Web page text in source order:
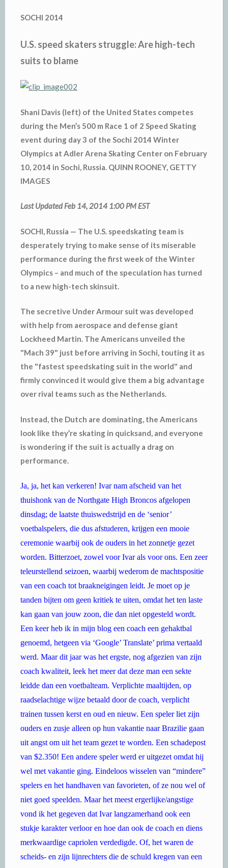
SOCHI 2014
U.S. speed skaters struggle: Are high-tech
suits to blame
Shani Davis (left) of the United States competes
during the Men’s 500 m Race 1 of 2 Speed Skating
event during day 3 of the Sochi 2014 Winter
Olympics at Adler Arena Skating Center on February
10, 2014 in Sochi, Russia. QUINN ROONEY, GETTY
IMAGES
Last Updated Feb 14, 2014 1:00 PM EST
SOCHI, Russia — The U.S. speedskating team is
desperately trying to make sense of its miserable
performance during the first week of the Winter
Olympics – and much of the speculation has turned
to a new high-tech skinsuit.
The secretive Under Armour suit was developed
with help from aerospace and defense giant
Lockheed Martin. The Americans unveiled the
"Mach 39" just before arriving in Sochi, touting it as
the "fastest speedskating suit in the world" and
firmly convinced it would give them a big advantage
over rival teams such as the Netherlands.
Instead, the Dutch are dominating, the Americans
look like they’re skating in quicksand, and everyone
is wondering if the suit is actually a drag on
performance.
Ja, ja, het kan verkeren! Ivar nam afscheid van het
thuishonk van de Northgate High Broncos afgelopen
dinsdag; de laatste thuiswedstrijd en de ‘senior’
voetbalspelers, die dus afstuderen, krijgen een mooie
ceremonie waarbij ook de ouders in het zonnetje gezet
worden. Bitterzoet, zowel voor Ivar als voor ons. Een zeer
teleurstellend seizoen, waarbij wederom de machtspositie
van een coach tot braakneigingen leidt. Je moet op je
tanden bijten om geen kritiek te uiten, omdat het ten laste
kan gaan van jouw zoon, die dan niet opgesteld wordt.
Een keer heb ik in mijn blog een coach een gehaktbal
genoemd, hetgeen via ‘Google’ Translate’ prima vertaald
werd. Maar dit jaar was het ergste, nog afgezien van zijn
coach kwaliteit, leek het meer dat deze man een sekte
leidde dan een voetbalteam. Verplichte maaltijden, op
raadselachtige wijze betaald door de coach, verplicht
trainen tussen kerst en oud en nieuw. Een speler liet zijn
ouders en zusje alleen op hun vakantie naar Brazilie gaan
uit angst om uit het team gezet te worden. Een schadepost
van $2.350! Een andere speler werd er uitgezet omdat hij
wel met vakantie ging. Eindeloos wisselen van “mindere”
spelers en het handhaven van favorieten, of ze nou wel of
niet goed speelden. Maar het meest ergerlijke/angstige
vond ik het gegeven dat Ivar langzamerhand ook een
stukje karakter verloor en hoe dan ook de coach en diens
merkwaardige capriolen verdedigde. Of, het waren de
scheids- en zijn lijnrechters die de schuld kregen van een